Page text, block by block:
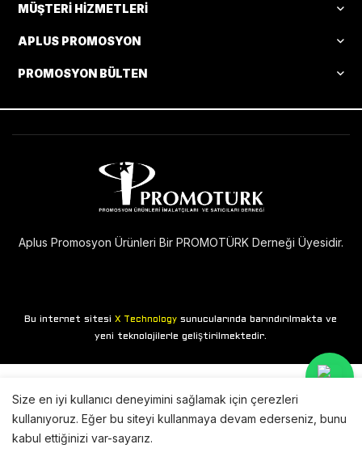
MÜŞTERI HIZMETLERI
APLUS PROMOSYON
PROMOSYON BÜLTEN
Aplus Promosyon Ürünleri Bir PROMOTÜRK Derneği Üyesidir.
Bu internet sitesiX Technology sunucularında barındırılmakta ve
yeni teknolojilerle geliştirilmektedir.
Size en iyi kullanıcı deneyimini sağlamak için çerezleri
kullanıyoruz. Eğer bu siteyi kullanmaya devam ederseniz, bunu
kabul ettiğinizi var-sayarız.